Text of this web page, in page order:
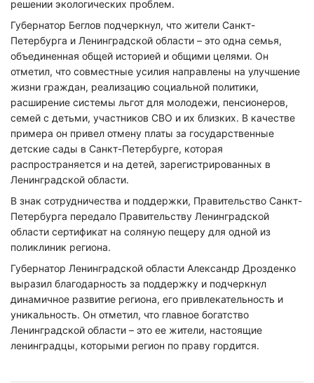
решении экологических проблем.
Губернатор Беглов подчеркнул, что жители Санкт-
Петербурга и Ленинградской области – это одна семья,
объединенная общей историей и общими целями. Он
отметил, что совместные усилия направлены на улучшение
жизни граждан, реализацию социальной политики,
расширение системы льгот для молодежи, пенсионеров,
семей с детьми, участников СВО и их близких. В качестве
примера он привел отмену платы за государственные
детские сады в Санкт-Петербурге, которая
распространяется и на детей, зарегистрированных в
Ленинградской области.
В знак сотрудничества и поддержки, Правительство Санкт-
Петербурга передало Правительству Ленинградской
области сертификат на соляную пещеру для одной из
поликлиник региона.
Губернатор Ленинградской области Александр Дрозденко
выразил благодарность за поддержку и подчеркнул
динамичное развитие региона, его привлекательность и
уникальность. Он отметил, что главное богатство
Ленинградской области – это ее жители, настоящие
ленинградцы, которыми регион по праву гордится.